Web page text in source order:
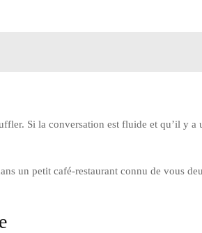
Si la conversation est fluide et qu’il y
un petit café-restaurant connu de vous